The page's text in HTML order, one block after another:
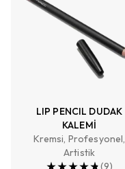
LIP PENCIL DUDAK
KALEMİ
Kremsi, Profesyonel,
Artistik
(9)